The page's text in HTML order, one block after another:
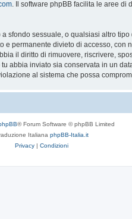
. Il software phpBB facilita le aree
sfondo sessuale, o qualsiasi altro
permanente divieto di accesso,
il diritto di rimuovere, riscrivere,
abbia inviato sia conservata in un
al sistema che possa
® Forum Software © phpBB Limited
Italiana phpBB-Italia.it
Privacy | Condizioni